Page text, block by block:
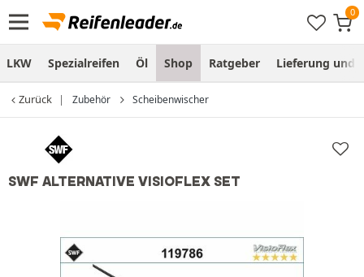
LKW Spezialreifen Öl Shop Ratgeber Lieferung und
Zurück Zubehör Scheibenwischer
SWF ALTERNATIVE VISIOFLEX SET